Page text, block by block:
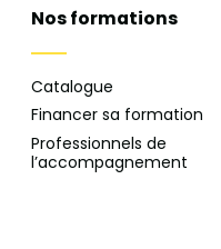
Nos formations
Catalogue
Financer sa formation
Professionnels de
l’accompagnement